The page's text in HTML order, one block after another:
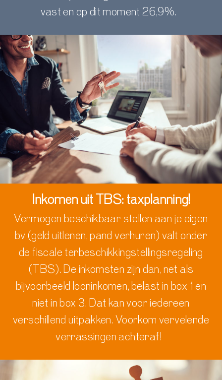
vast en op dit moment 26,9%.
Inkomen uit TBS: taxplanning!
Vermogen beschikbaar stellen aan je eigen
bv (geld uitlenen, pand verhuren) valt onder
de fiscale terbeschikkingstellingsregeling
(TBS). De inkomsten zijn dan, net als
bijvoorbeeld looninkomen, belast in box 1 en
niet in box 3. Dat kan voor iedereen
verschillend uitpakken. Voorkom vervelende
verrassingen achteraf!